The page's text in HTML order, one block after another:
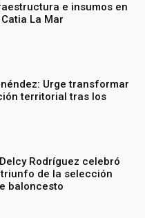
e insumos en
La Mar
Urge transformar
territorial tras los
Rodríguez celebró
de la selección
baloncesto